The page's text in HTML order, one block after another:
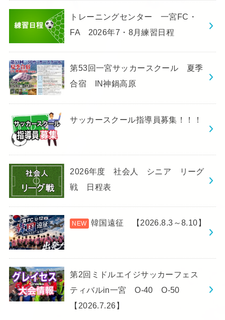
トレーニングセンター 一宮FC・
FA 2026年7・8月練習日程
第53回一宮サッカースクール 夏季
合宿 IN神鍋高原
サッカースクール指導員募集！！！
2026年度 社会人 シニア リーグ
戦 日程表
韓国遠征 【2026.8.3～8.10】
第2回ミドルエイジサッカーフェス
ティバルin一宮 O-40 O-50
【2026.7.26】